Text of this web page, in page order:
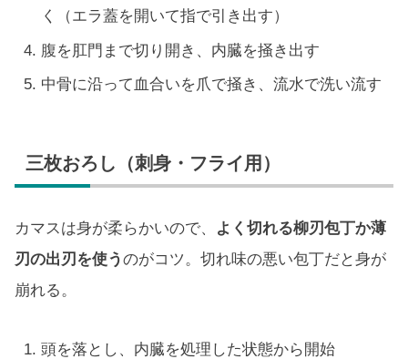
く（エラ蓋を開いて指で引き出す）
腹を肛門まで切り開き、内臓を掻き出す
中骨に沿って血合いを爪で掻き、流水で洗い流す
三枚おろし（刺身・フライ用）
カマスは身が柔らかいので、
よく切れる柳刃包丁か薄
刃の出刃を使うのがコツ。切れ味の悪い包丁だと身が
崩れる。
頭を落とし、内臓を処理した状態から開始